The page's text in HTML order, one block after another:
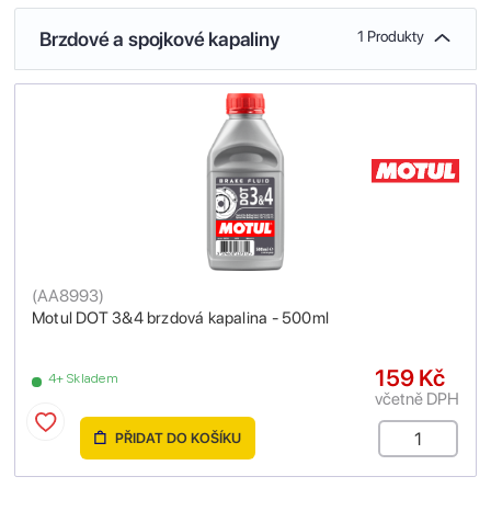
Brzdové a spojkové kapaliny 1 Produkty
Motul DOT 3&4 brzdová kapalina - 500ml
(AA8993)
4+ Skladem 159 Kč
včetně DPH
PŘIDAT DO KOŠÍKU